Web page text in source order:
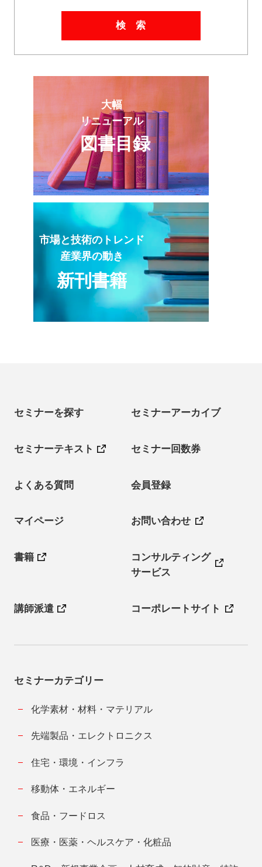
検 索
大幅
リニューアル
図書目録
市場と技術のトレンド
産業界の動き
新刊書籍
セミナーを探す セミナーアーカイブ
セミナーテキスト セミナー回数券
よくある質問 会員登録
マイページ お問い合わせ
書籍
コンサルティング
サービス
講師派遣 コーポレートサイト
セミナーカテゴリー
化学素材・材料・マテリアル
先端製品・エレクトロニクス
住宅・環境・インフラ
移動体・エネルギー
食品・フードロス
医療・医薬・ヘルスケア・化粧品